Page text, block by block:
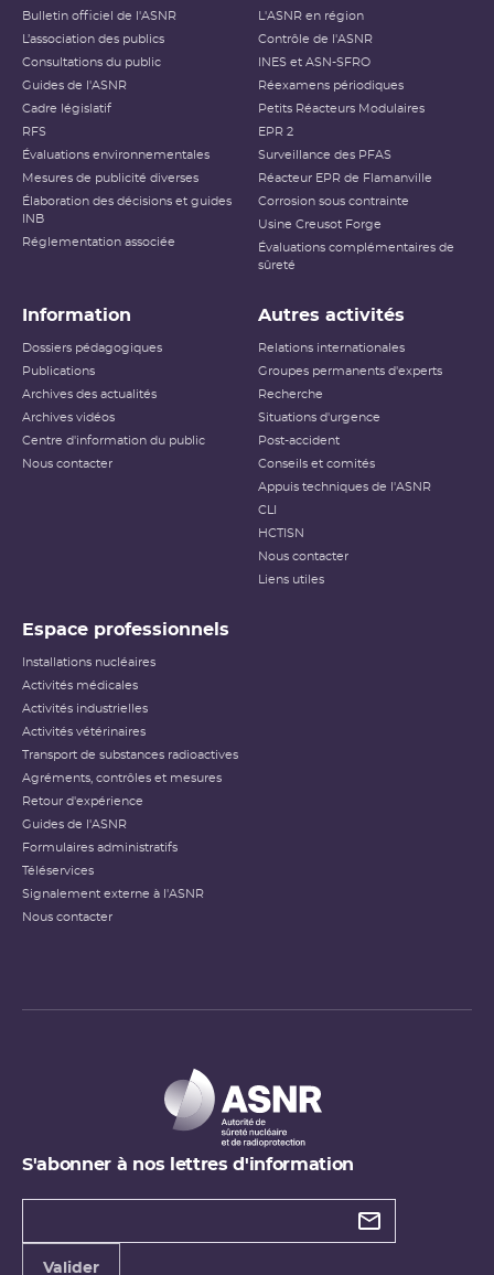
Bulletin officiel de l'ASNR
L’association des publics
Consultations du public
Guides de l'ASNR
Cadre législatif
RFS
Évaluations environnementales
Mesures de publicité diverses
Élaboration des décisions et guides
INB
Réglementation associée
L'ASNR en région
Contrôle de l'ASNR
INES et ASN-SFRO
Réexamens périodiques
Petits Réacteurs Modulaires
EPR 2
Surveillance des PFAS
Réacteur EPR de Flamanville
Corrosion sous contrainte
Usine Creusot Forge
Évaluations complémentaires de
sûreté
Information
Dossiers pédagogiques
Publications
Archives des actualités
Archives vidéos
Centre d'information du public
Nous contacter
Autres activités
Relations internationales
Groupes permanents d'experts
Recherche
Situations d'urgence
Post-accident
Conseils et comités
Appuis techniques de l'ASNR
CLI
HCTISN
Nous contacter
Liens utiles
Espace professionnels
Installations nucléaires
Activités médicales
Activités industrielles
Activités vétérinaires
Transport de substances radioactives
Agréments, contrôles et mesures
Retour d'expérience
Guides de l'ASNR
Formulaires administratifs
Téléservices
Signalement externe à l'ASNR
Nous contacter
S'abonner à nos lettres d'information
Types de
Valider